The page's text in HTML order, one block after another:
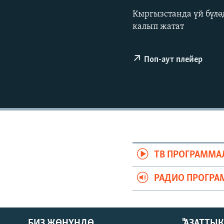
Кыргызстанда үй
калып жатат
Поп-аут плейер
ТВ
РАДИО